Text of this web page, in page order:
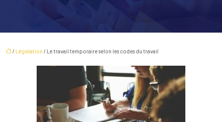
/ Législation / Le travail temporaire selon les codes du travail